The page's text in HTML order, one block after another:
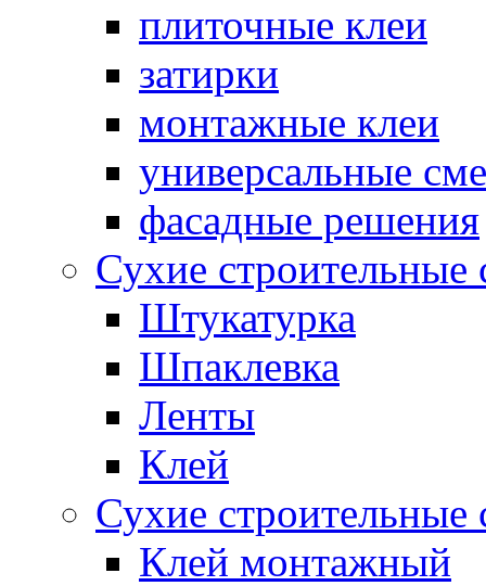
плиточные клеи
затирки
монтажные клеи
универсальные
фасадные решения
Сухие
Штукатурка
Шпаклевка
Ленты
Клей
Сухие
Клей монтажный